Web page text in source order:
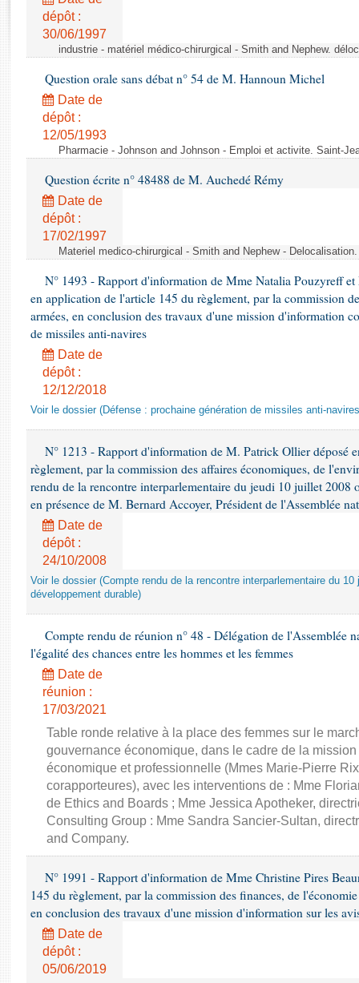
Rapports d'enquête
Rapports législatifs
Dossiers législatifs
Budget et sécurité sociale
Questions écrites et orales
dépôt :
30/06/1997
industrie - matériel médico-chirurgical - Smith and Nephew.
Question orale sans débat n° 54 de M. Hannoun Michel
Date de
dépôt :
12/05/1993
Pharmacie - Johnson and Johnson - Emploi et activite. Saint-
Question écrite n° 48488 de M. Auchedé Rémy
Date de
dépôt :
17/02/1997
Materiel medico-chirurgical - Smith and Nephew -
N° 1493 - Rapport d'information de Mme Natalia Pouzyreff
en application de l'article 145 du règlement, par la commission
armées, en conclusion des travaux d'une mission d'information
de missiles anti-navires
Date de
dépôt :
12/12/2018
Voir le dossier (Défense : prochaine génération de missiles anti-
N° 1213 - Rapport d'information de M. Patrick Ollier déposé
règlement, par la commission des affaires économiques, de
rendu de la rencontre interparlementaire du jeudi 10 juillet 2008
en présence de M. Bernard Accoyer, Président de l'Assemblée
Date de
dépôt :
24/10/2008
Voir le dossier (Compte rendu de la rencontre interparlementaire du
développement durable)
Compte rendu de réunion n° 48 - Délégation de l'Assemblée
l'égalité des chances entre les hommes et les femmes
Date de
réunion :
17/03/2021
Table ronde relative à la place des femmes sur le
gouvernance économique, dans le cadre de la
économique et professionnelle (Mmes Marie-Pierre
corapporteures), avec les interventions de : Mme
de Ethics and Boards ; Mme Jessica Apotheker,
Consulting Group : Mme Sandra Sancier-Sultan,
and Company.
N° 1991 - Rapport d'information de Mme Christine Pires
145 du règlement, par la commission des finances, de
en conclusion des travaux d'une mission d'information sur les
Date de
dépôt :
05/06/2019